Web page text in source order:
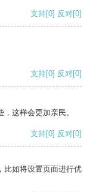
支持[0] 反对[0]
支持[0] 反对[0]
这样会更加亲民。
支持[0] 反对[0]
比如将设置页面进行优